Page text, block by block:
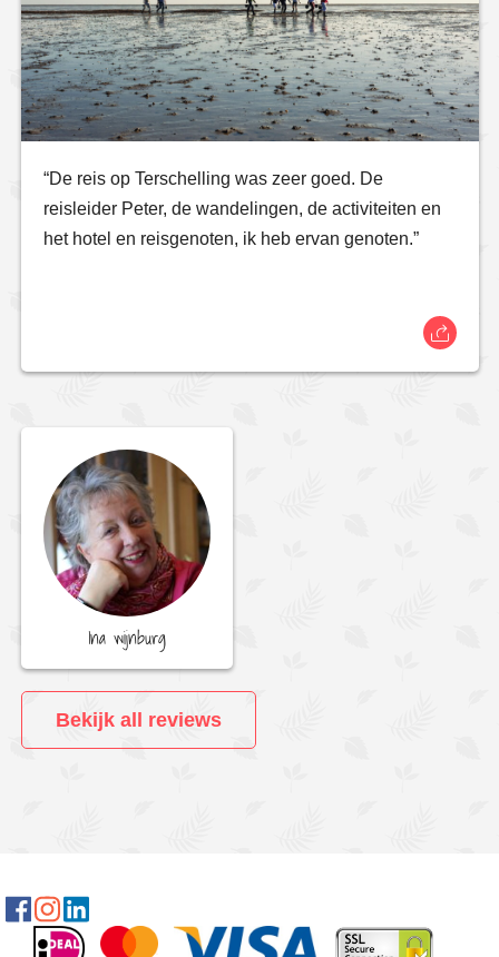
“De reis op Terschelling was zeer goed. De
reisleider Peter, de wandelingen, de activiteiten en
het hotel en reisgenoten, ik heb ervan genoten.”
Ina wijnburg
Bekijk all reviews